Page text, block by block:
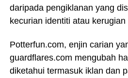
daripada pengiklanan yang
kecurian identiti atau kerugian
Potterfun.com, enjin carian
guardflares.com mengubah
diketahui termasuk iklan dan